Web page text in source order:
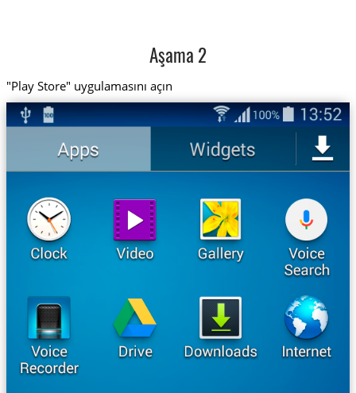
Aşama 2
"Play Store" uygulamasını açın